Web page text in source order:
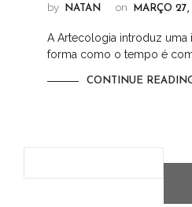
by NATAN on MARÇO
A Artecologia introduz uma
forma como o tempo é
CONTINUE